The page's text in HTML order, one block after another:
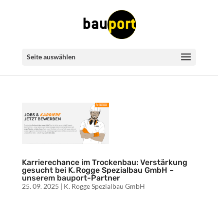
Seite auswählen
Karrierechance im Trockenbau: Verstärkung
gesucht bei K. Rogge Spezialbau GmbH –
unserem bauport-Partner
25. 09. 2025 K. Rogge Spezialbau GmbH